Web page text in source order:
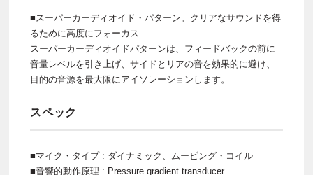
■スーパーカーディオイド・パターン。クリアなサウンドを得
るために高度にフォーカス
スーパーカーディオイドパターンは、フィードバックの前に
音量レベルを引き上げ、サイドとリアの音を効果的に避け、
目的の音源を最大限にアイソレーションします。
スペック
■マイク・タイプ : ダイナミック、ムービング・コイル
■音響的動作原理 : Pressure gradient transducer